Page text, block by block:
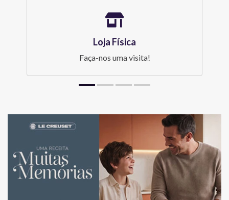
Loja Física
Faça-nos uma visita!